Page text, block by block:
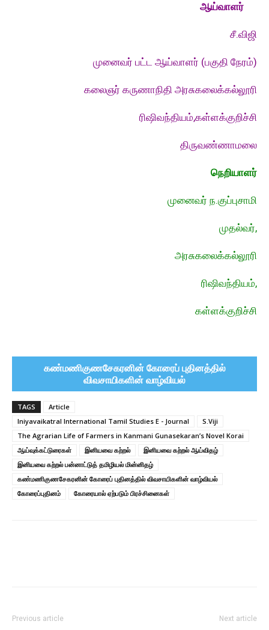
ஆய்வாளர்
சீ.விஜி
முனைவர் பட்ட ஆய்வாளர் (பகுதி நேரம்)
கலைஞர் கருணாநிதி அரசுகலைக்கல்லூரி
ரிஷிவந்தியம்,கள்ளக்குறிச்சி
திருவண்ணாமலை
நெறியாளர்
முனைவர் ந.குப்புசாமி
முதல்வர்,
அரசுகலைக்கல்லூரி
ரிஷிவந்தியம்,
கள்ளக்குறிச்சி
கண்மணிகுணசேகரனின் கோரைப் புதினத்தில்
விவசாயிகளின் வாழ்வியல்
TAGS
Article
Iniyavaikatral International Tamil Studies E - Journal
S.Viji
The Agrarian Life of Farmers in Kanmani Gunasekaran’s Novel Korai
ஆய்வுக்கட்டுரைகள்
இனியவை கற்றல்
இனியவை கற்றல் ஆய்விதழ்
இனியவை கற்றல் பன்னாட்டுத் தமிழியல் மின்னிதழ்
கண்மணிகுணசேகரனின் கோரைப் புதினத்தில் விவசாயிகளின் வாழ்வியல்
கோரைப்புதினம்
கோரையால் ஏற்படும் பிரச்சினைகள்
Previous article Next article